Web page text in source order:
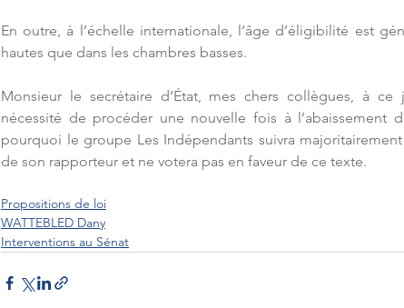
En outre, à l’échelle internationale, l’âge d’éligibilité est
hautes que dans les chambres basses.
Monsieur le secrétaire d’État, mes chers collègues, à
nécessité de procéder une nouvelle fois à l’abaissement
pourquoi le groupe Les Indépendants suivra
de son rapporteur et ne votera pas en faveur de ce texte.
Propositions de loi
WATTEBLED Dany
Interventions au Sénat